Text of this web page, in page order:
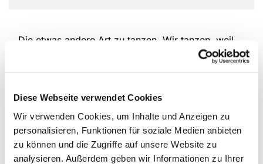
Diese Webseite verwendet Cookies
Wir verwenden Cookies, um Inhalte und Anzeigen zu
personalisieren, Funktionen für soziale Medien anbieten
zu können und die Zugriffe auf unsere Website zu
analysieren. Außerdem geben wir Informationen zu Ihrer
Die etwas andere Art zu tanzen. Wir tanzen, weil
es uns Freude macht, unserer Gesundheit gut tut
abwechslungsreiche Tänze, die uns fordern und
fördern.
Wenden Sie sich für die Donnerstagstermine bitte
an Frau Helga Fischer Tel.: 7731